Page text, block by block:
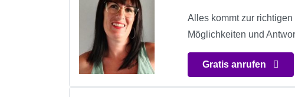
Alles kommt zur
Möglichkeiten und
Gratis anrufen